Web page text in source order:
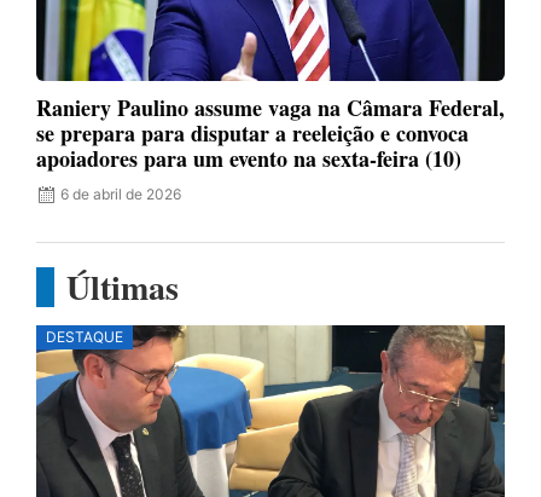
Raniery Paulino assume vaga na Câmara Federal,
se prepara para disputar a reeleição e convoca
apoiadores para um evento na sexta-feira (10)
6 de abril de 2026
Últimas
DESTAQUE